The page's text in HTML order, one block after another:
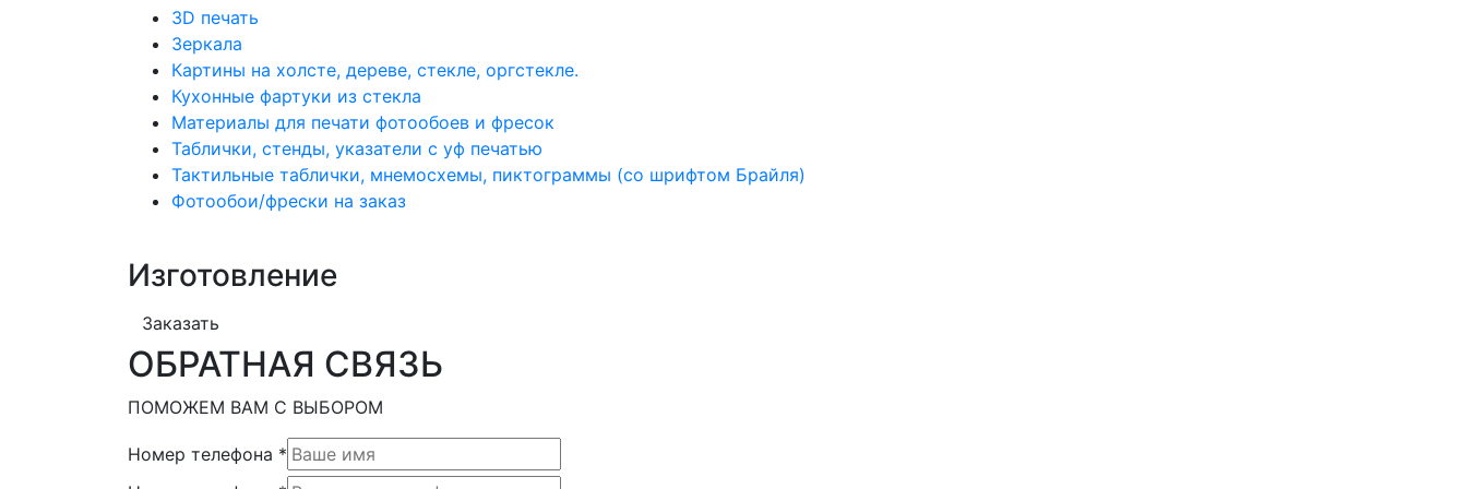
3D печать
Зеркала
Картины на холсте, дереве, стекле, оргстекле.
Кухонные фартуки из стекла
Материалы для печати фотообоев и фресок
Таблички, стенды, указатели с уф печатью
Тактильные таблички, мнемосхемы, пиктограммы (со шрифтом Брайля)
Фотообои/фрески на заказ
Изготовление
Заказать
ОБРАТНАЯ СВЯЗЬ
ПОМОЖЕМ ВАМ С ВЫБОРОМ
Номер телефона *